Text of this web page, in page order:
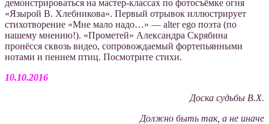
демонстрироваться на мастер-классах по фотосъёмке огня
«Язырой В. Хлебникова». Первый отрывок иллюстрирует
стихотворение «Мне мало надо…» — alter ego поэта (по
нашему мнению!). «Прометей» Александра Скрябина
пронёсся сквозь видео, сопровождаемый фортепьянными
нотами и пением птиц. Посмотрите стихи.
10.10.2016
Доска судьбы В.Х.
Должно быть так, а не иначе